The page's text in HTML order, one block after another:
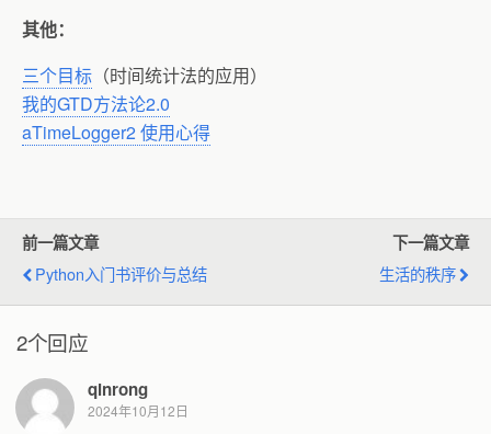
其他：
三个目标 （时间统计法的应用）
我的GTD方法论2.0
aTimeLogger2 使用心得
前一篇文章
Python入门书评价与总结
下一篇文章
生活的秩序
2个回应
qinrong
2024年10月12日